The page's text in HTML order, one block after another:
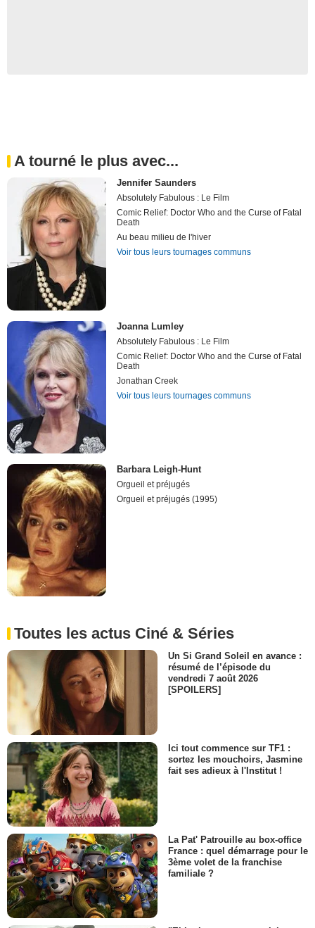
A tourné le plus avec...
Jennifer Saunders
Absolutely Fabulous : Le Film
Comic Relief: Doctor Who and the Curse of Fatal
Death
Au beau milieu de l'hiver
Voir tous leurs tournages communs
Joanna Lumley
Absolutely Fabulous : Le Film
Comic Relief: Doctor Who and the Curse of Fatal
Death
Jonathan Creek
Voir tous leurs tournages communs
Barbara Leigh-Hunt
Orgueil et préjugés
Orgueil et préjugés (1995)
Toutes les actus Ciné & Séries
Un Si Grand Soleil en avance :
résumé de l’épisode du
vendredi 7 août 2026
[SPOILERS]
Ici tout commence sur TF1 :
sortez les mouchoirs, Jasmine
fait ses adieux à l'Institut !
La Pat' Patrouille au box-office
France : quel démarrage pour le
3ème volet de la franchise
familiale ?